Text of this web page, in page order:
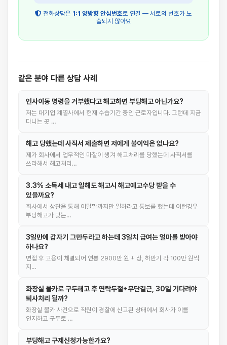
전화상담은 1:1 양방향 안심번호로 연결 — 서로의 번호가 노
출되지 않아요
같은 분야 다른 상담 사례
인사이동 명령을 거부했다고 해고하면 부당해고 아닌가요?
저는 대기업 계열사에서 현재 수습기간 중인 근로자입니다. 그런데 지금
다니는 곳 …
해고 당했는데 사직서 제출하면 저에게 불이익은 없나요?
제가 회사에서 업무적인 마찰이 생겨 해고처리를 당했는데 사직서를
쓰라해서 해고처리…
3.3% 소득세 내고 일해도 해고시 해고예고수당 받을 수
있을까요?
회사에서 상관을 통해 이달말까지만 일하라고 통보를 했는데 이런경우
부당해고가 맞는…
3일만에 갑자기 그만두라고 하는데 3일치 급여는 얼마를 받아야
하나요?
면접 후 고용이 체결되어 연봉 2900만 원 + 상, 하반기 각 100만 원씩
지…
화장실 몰카로 구두해고 후 연락두절+무단결근, 30일 기다려야
퇴사처리 될까?
화장실 몰카 사건으로 직원이 경찰에 신고된 상태에서 회사가 이를
인지하고 구두로 …
부당해고 구제신청가능한가요?